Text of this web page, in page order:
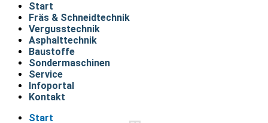
Start
Fräs & Schneidtechnik
Vergusstechnik
Asphalttechnik
Baustoffe
Sondermaschinen
Service
Infoportal
Kontakt
Start